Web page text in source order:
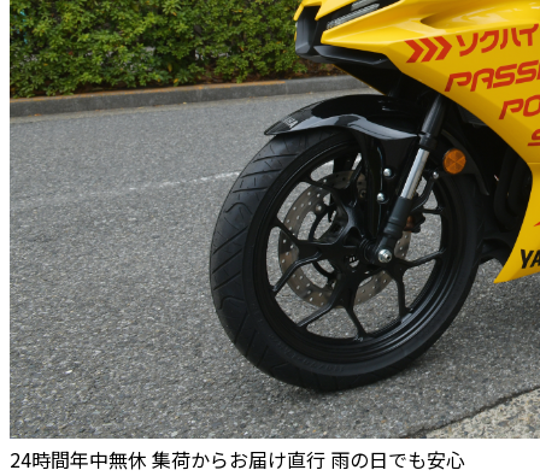
24時間年中無休 集荷からお届け直行 雨の日でも安心